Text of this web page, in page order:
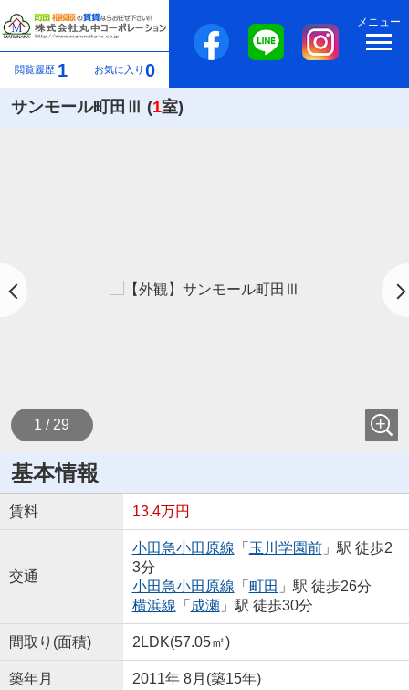
閲覧履歴 1 お気に入り 0
メニュー
サンモール町田Ⅲ (1室)
1 / 29
基本情報
賃料 13.4万円
交通
小田急小田原線 「 玉川学園前」駅 徒歩2
3分
小田急小田原線 「 町田 」駅 徒歩26分
横浜線 「 成瀬」駅 徒歩30分
間取り(面積) 2LDK(57.05㎡)
築年月 2011年 8月(築15年)